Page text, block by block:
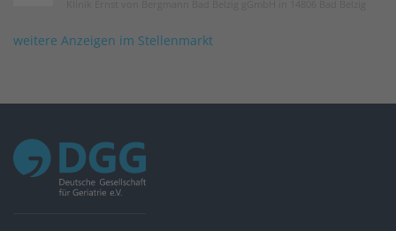
weitere Anzeigen im Stellenmarkt